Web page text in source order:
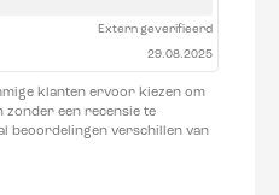
Extern geverifieerd
29.08.2025
klanten ervoor kiezen om
zonder een recensie te
beoordelingen verschillen van